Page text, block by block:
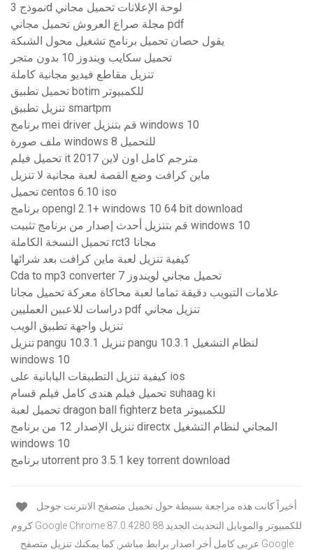
نموذج 3d لوحة الإعلانات تحميل مجاني
مجلة صراع العروش تحميل مجاني pdf
يقول حصان تحميل برنامج تشغيل محول الشبكة
تحميل سكايب ويندوز 10 بدون متجر
تنزيل مقاطع فيديو مجانية كاملة
تحميل تطبيق botim للكمبيوتر
تنزيل تطبيق smartpm
برنامج mei driver قم بتنزيل windows 10
ملف صورة windows 8 للتحميل
تحميل فيلم it 2017 مترجم كامل اون لاين
ماين كرافت وضع القصة لعبة مجانية لا تنزيل
تحميل centos 6.10 iso
برنامج opengl 2.1+ windows 10 64 bit download
قم بتنزيل أحدث إصدار من برنامج تثبيت windows 10
تحميل النسخة الكاملة rct3 مجانا
كيفية تنزيل لعبة ماين كرافت بعد شرائها
Cda to mp3 converter تحميل مجاني لويندوز 7
علامات التبويب دقيقة تماما لعبة محاكاة معركة تحميل مجانا
دراسات للاعبين العمليين pdf تنزيل مجاني
تنزيل واجهة تطبيق الويب
تنزيل pangu 10.3.1 تنزيل pangu 10.3.1 لنظام التشغيل
windows 10
كيفية تنزيل التطبيقات اليابانية على ios
تحميل فيلم هندى كامل فيلم قسام suhaag ki
تحميل لعبة dragon ball fighterz beta للكمبيوتر
تنزيل الإصدار 12 من برنامج directx المجاني لنظام التشغيل
windows 10
برنامج utorrent pro 3.5.1 key torrent download
كروم Google Chrome 87.0.4280.88 للكمبيوتر والموبايل التحديث الجديد
عربى كامل أخر اصدار برابط مباشر, كما يمكنك تنزيل متصفح Google